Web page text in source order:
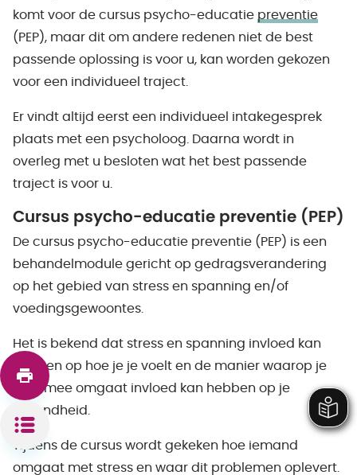
komt voor de cursus psycho-educatie preventie
(PEP), maar dit om andere redenen niet de best
passende oplossing is voor u, kan worden gekozen
voor een individueel traject.
Er vindt altijd eerst een individueel intakegesprek
plaats met een psycholoog. Daarna wordt in
overleg met u besloten wat het best passende
traject is voor u.
Cursus psycho-educatie preventie (PEP)
De cursus psycho-educatie preventie (PEP) is een
behandelmodule gericht op gedragsverandering
op het gebied van stress en spanning en/of
voedingsgewoontes.
Het is bekend dat stress en spanning invloed kan
hebben op hoe je je voelt en de manier waarop je
daarmee omgaat invloed kan hebben op je
gezondheid.
Tijdens de cursus wordt gekeken hoe iemand
omgaat met stress en waar dit problemen oplevert.